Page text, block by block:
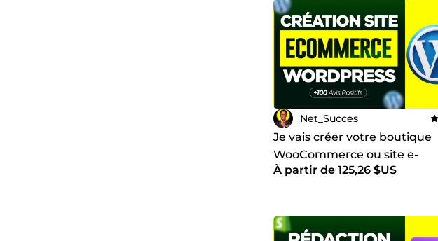
Net_Succes
Je vais créer votre boutique
WooCommerce ou site e-
commerce avec WordPress
À partir de 125,26 $US